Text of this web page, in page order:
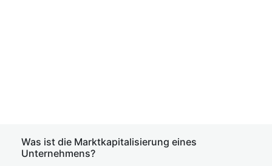
Was ist die Marktkapitalisierung eines
Unternehmens?